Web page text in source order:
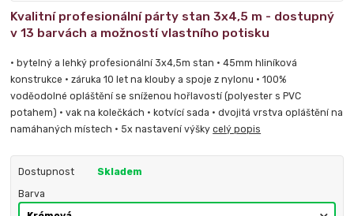
Kvalitní profesionální párty stan 3x4,5 m - dostupný
v 13 barvách a možností vlastního potisku
• bytelný a lehký profesionální 3x4,5m stan • 45mm hliníková
konstrukce • záruka 10 let na klouby a spoje z nylonu • 100%
voděodolné opláštění se sníženou hořlavostí (polyester s PVC
potahem) • vak na kolečkách • kotvící sada • dvojitá vrstva opláštění na
namáhaných místech • 5x nastavení výškycelý popis
Dostupnost Skladem
Barva